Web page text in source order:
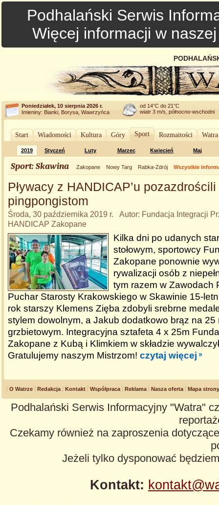
Podhalański Serwis
Więcej informacji w
Poniedziałek, 10 sierpnia 2026 r.
Imieniny: Bianki, Borysa, Wawrzyńca
od 14°C do 21°C
wiatr 3 m/s, północno-wschodni
Start Wiadomości Kultura Góry Sport Rozmaitości
2019 Styczeń Luty Marzec Kwiecień Maj
Sport: Skawina Zakopane Nowy Targ Rabka-Zdrój Wszystkie
Pływacy z HANDICAP’u
pingpongistom
Środa, 30 października 2019 r. Autor: Fundacja Integracji
HANDICAP Zakopane
Kilka dni po udanych
stołowym, sportowcy
Zakopane ponownie
rywalizacji osób z
tym razem w Zawodach
Puchar Starosty Krakowskiego w Skawinie 15-
rok starszy Klemens Zięba zdobyli srebrne
stylem dowolnym, a Jakub dodatkowo brąz na 25
grzbietowym. Integracyjna sztafeta 4 x 25m
Zakopane z Kubą i Klimkiem w składzie
Gratulujemy naszym Mistrzom! czytaj więcej
O Watrze Redakcja Kontakt Współpraca Reklama Nasza oferta Mapa strony
Podhalański Serwis Informacyjny "Watra"
Czekamy również na zaproszenia
Jeżeli tylko dysponować
Kontakt: